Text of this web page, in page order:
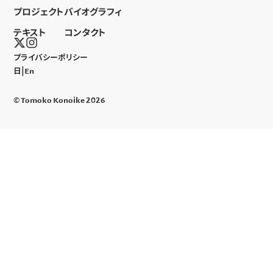
プロジェクト
テキスト
バイオグラフィ
コンタクト
プライバシーポリシー
日本語
| en
© Tomoko Konoike 2026